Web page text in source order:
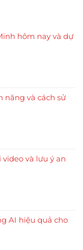
hôm nay và dự
năng và cách sử
và lưu ý an
AI hiệu quả cho